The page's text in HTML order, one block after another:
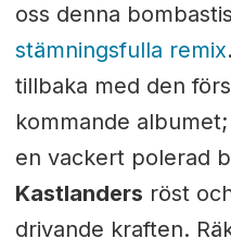
oss denna
stämningsfulla remix
tillbaka med den
kommande
en vackert polerad
Kastlanders röst
drivande kraften.